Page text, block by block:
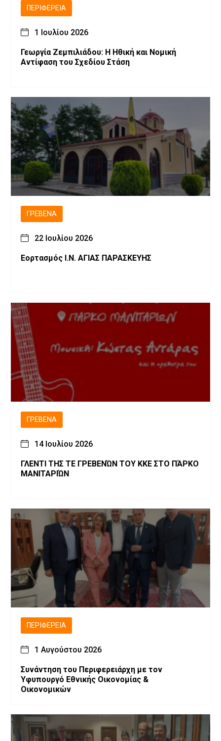
ΠΕΡΙΦΈΡΕΙΑ
1 Ιουλίου 2026
Γεωργία Ζεμπιλιάδου: Η Ηθική και Νομική
Αντίφαση του Σχεδίου Στάση
ΓΡΕΒΕΝΆ
22 Ιουλίου 2026
Εορτασμός Ι.Ν. ΑΓΙΑΣ ΠΑΡΑΣΚΕΥΗΣ
ΓΡΕΒΕΝΆ
14 Ιουλίου 2026
ΓΛΕΝΤΙ ΤΗΣ ΤΕ ΓΡΕΒΕΝΏΝ ΤΟΥ ΚΚΕ ΣΤΟ ΠΆΡΚΟ
ΜΑΝΙΤΑΡΙΏΝ
ΠΕΡΙΦΈΡΕΙΑ
1 Αυγούστου 2026
Συνάντηση του Περιφερειάρχη με τον
Υφυπουργό Εθνικής Οικονομίας &
Οικονομικών